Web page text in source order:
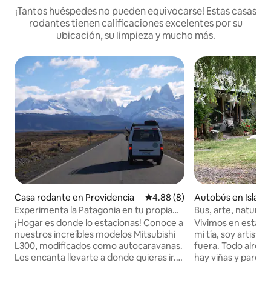
¡Tantos huéspedes no pueden equivocarse! Estas casas
rodantes tienen calificaciones excelentes por su
ubicación, su limpieza y mucho más.
Casa rodante en Providencia Calificación promedio: 4.88
4.88 (8)
Experimenta la Patagonia en tu propia
autocaravana
¡Hogar es donde lo estacionas! Conoce a
nuestros increíbles modelos Mitsubishi
L300, modificados como autocaravanas.
Les encanta llevarte a donde quieras ir.
Autobús en Isla
Bus, arte,
entretencion
Vivimos en esta
mi tía, soy artista
fuera. Todo
hay viñas y